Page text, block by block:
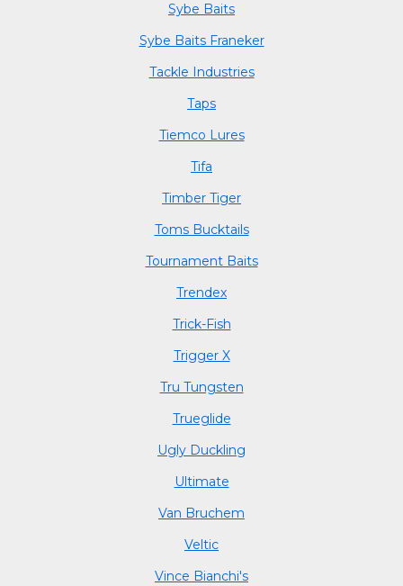
Sybe Baits
Sybe Baits Franeker
Tackle Industries
Taps
Tiemco Lures
Tifa
Timber Tiger
Toms Bucktails
Tournament Baits
Trendex
Trick-Fish
Trigger X
Tru Tungsten
Trueglide
Ugly Duckling
Ultimate
Van Bruchem
Veltic
Vince Bianchi's